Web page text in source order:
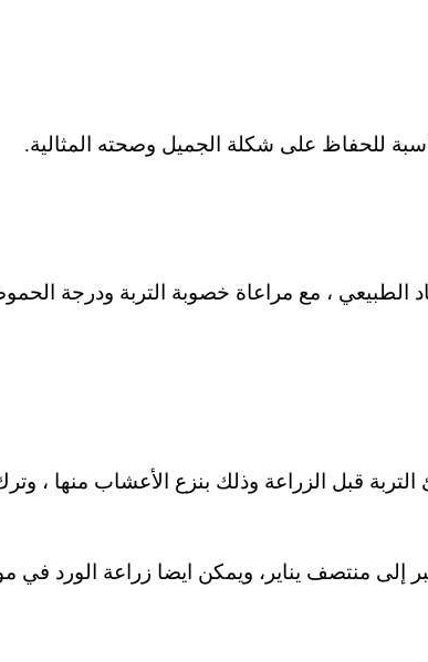
للحفاظ على شكلة الجميل وصحته المثالية.
قبل الزراعة وذلك بنزع الأعشاب منها ،
إلى منتصف يناير، ويمكن ايضا زراعة الورد في